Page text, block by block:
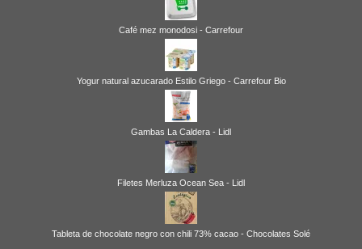
Café mez monodosi - Carrefour
Yogur natural azucarado Estilo Griego - Carrefour Bio
Gambas La Caldera - Lidl
Filetes Merluza Ocean Sea - Lidl
Tableta de chocolate negro con chili 73% cacao - Chocolates Solé